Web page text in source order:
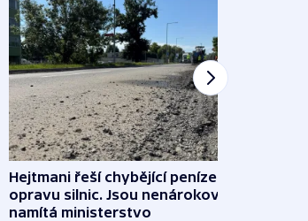
Hejtmani řeší chybějící peníze na
opravu silnic. Jsou nenárokové,
namítá ministerstvo